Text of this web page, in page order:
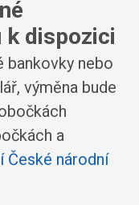
k dispozici
bankovky nebo
výměna bude
a
národní